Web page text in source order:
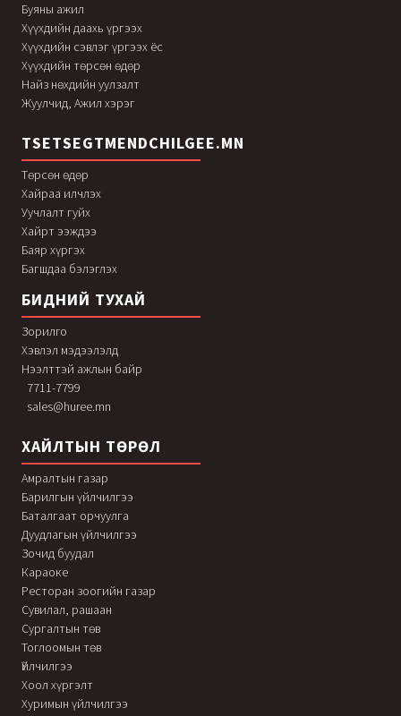
Буяны ажил
Хүүхдийн даахь үргээх
Хүүхдийн сэвлэг үргээх ёс
Хүүхдийн төрсөн өдөр
Найз нөхдийн уулзалт
Жуулчид, Ажил хэрэг
TSETSEGTMENDCHILGEE.MN
Төрсөн өдөр
Хайраа илчлэх
Уучлалт гуйх
Хайрт ээждээ
Баяр хүргэх
Багшдаа бэлэглэх
БИДНИЙ ТУХАЙ
Зорилго
Хэвлэл мэдээлэлд
Нээлттэй ажлын байр
7711-7799
sales@huree.mn
ХАЙЛТЫН ТӨРӨЛ
Амралтын газар
Барилгын үйлчилгээ
Баталгаат орчуулга
Дуудлагын үйлчилгээ
Зочид буудал
Караоке
Ресторан зоогийн газар
Сувилал, рашаан
Сургалтын төв
Тоглоомын төв
Үйлчилгээ
Хоол хүргэлт
Хуримын үйлчилгээ